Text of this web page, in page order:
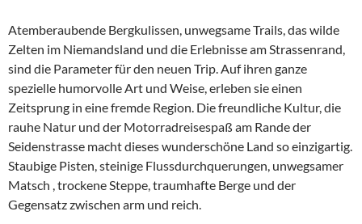
Atemberaubende Bergkulissen, unwegsame Trails, das wilde
Zelten im Niemandsland und die Erlebnisse am Strassenrand,
sind die Parameter für den neuen Trip. Auf ihren ganze
spezielle humorvolle Art und Weise, erleben sie einen
Zeitsprung in eine fremde Region. Die freundliche Kultur, die
rauhe Natur und der Motorradreisespaß am Rande der
Seidenstrasse macht dieses wunderschöne Land so einzigartig.
Staubige Pisten, steinige Flussdurchquerungen, unwegsamer
Matsch , trockene Steppe, traumhafte Berge und der
Gegensatz zwischen arm und reich.